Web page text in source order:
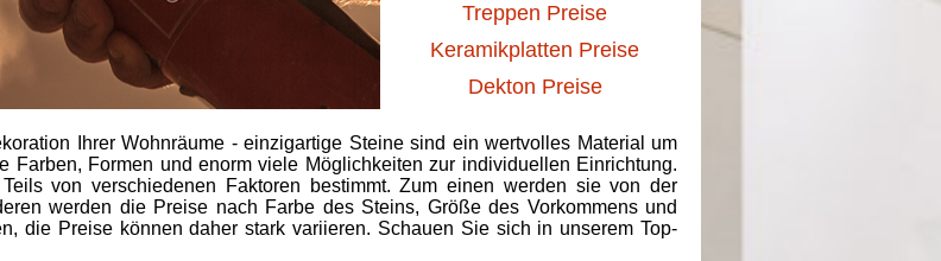
Treppen Preise
Keramikplatten Preise
Dekton Preise
Ihrer Wohnräume - einzigartige Steine sind ein wertvolles Material um
Farben, Formen und enorm viele Möglichkeiten zur individuellen Einrichtung.
von verschiedenen Faktoren bestimmt. Zum einen werden sie von der
werden die Preise nach Farbe des Steins, Größe des Vorkommens und
die Preise können daher stark variieren. Schauen Sie sich in unserem Top-